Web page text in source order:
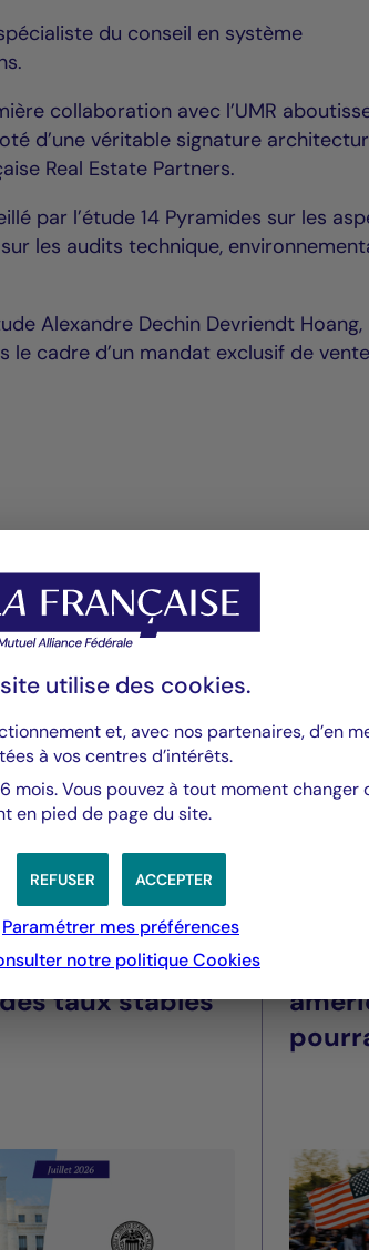
du conseil en système
collaboration avec l’UMR
d’une véritable signature
Real Estate Partners.
par l’étude 14 Pyramides sur les
les audits technique,
Alexandre Dechin Devriendt Hoang,
le cadre d’un mandat exclusif de
acquiert l’immeuble signature Blackpearl à
2026 : La Fed
taux stables
utilise des cookies.
et, avec nos partenaires, d’en
à vos centres d’intérêts.
mois. Vous pouvez à tout moment changer
en pied de page du site.
ACCEPTER
REFUSER
Paramétrer mes préférences
notre politiqueCookies